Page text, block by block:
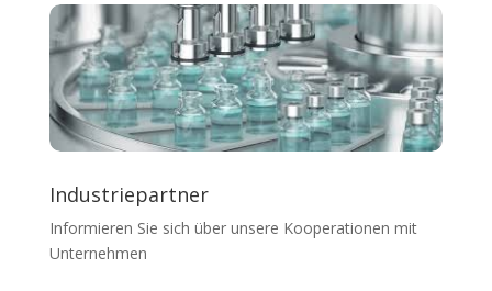
Industriepartner
Informieren Sie sich über unsere Kooperationen mit
Unternehmen